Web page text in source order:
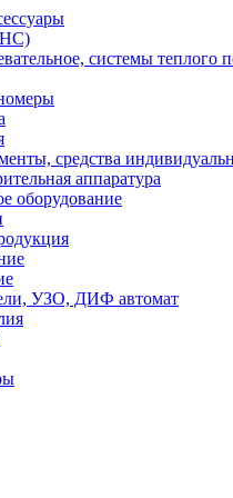
системы теплого
средства
аппаратура
оборудование
УЗО, ДИФ автомат